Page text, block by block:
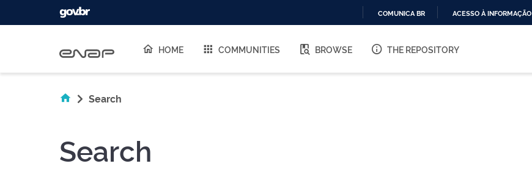
O
COMUNICA BR ACESSO À INFORMAÇÃO
HOME COMMUNITIES BROWSE THE REPOSITORY
Search
Search